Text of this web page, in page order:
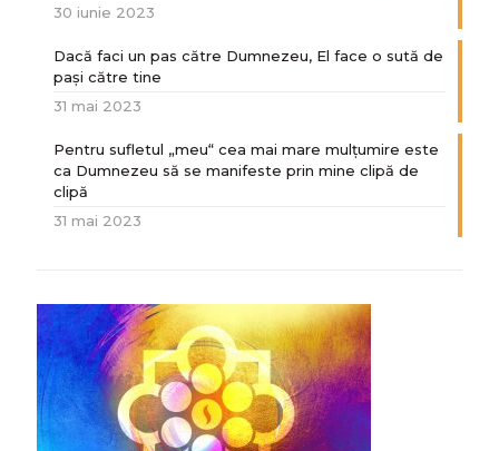
30 iunie 2023
Dacă faci un pas către Dumnezeu, El face o sută de
paşi către tine
31 mai 2023
Pentru sufletul „meu“ cea mai mare mulțumire este
ca Dumnezeu să se manifeste prin mine clipă de
clipă
31 mai 2023